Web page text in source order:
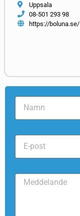
Uppsala
08-501 293 98
https://boluna.se/